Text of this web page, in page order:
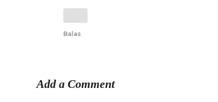
Balas
Add a Comment